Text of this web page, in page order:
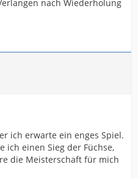
nach Wiederholung
ich erwarte ein enges Spiel.
ich einen Sieg der Füchse,
die Meisterschaft für mich